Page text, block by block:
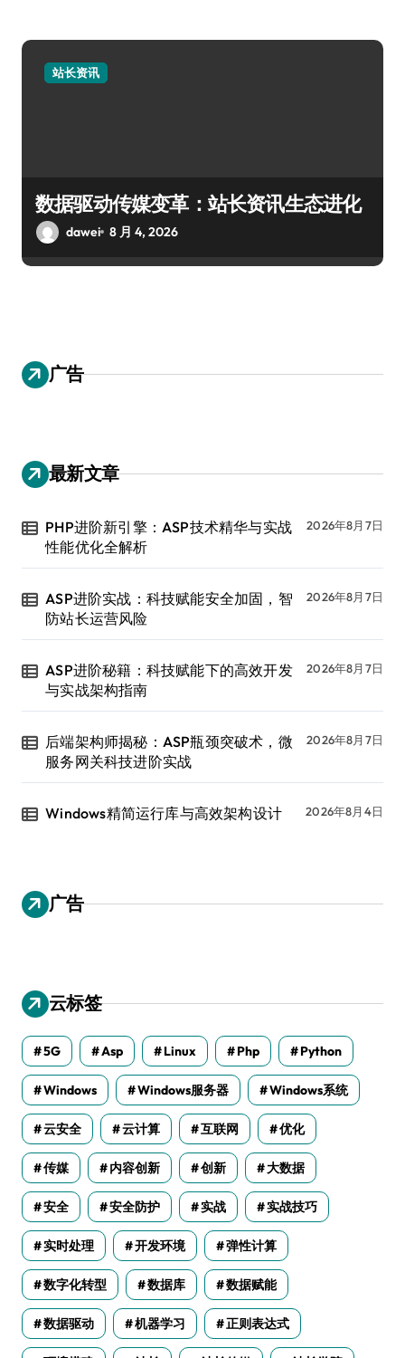
站长资讯
数据驱动传媒变革：站长资讯生态进化
dawei 8 月 4, 2026
广告
最新文章
PHP进阶新引擎：ASP技术精华与实战
性能优化全解析
2026年8月7日
ASP进阶实战：科技赋能安全加固，智
防站长运营风险
2026年8月7日
ASP进阶秘籍：科技赋能下的高效开发
与实战架构指南
2026年8月7日
后端架构师揭秘：ASP瓶颈突破术，微
服务网关科技进阶实战
2026年8月7日
Windows精简运行库与高效架构设计 2026年8月4日
广告
云标签
5G Asp Linux Php Python
Windows Windows服务器 Windows系统
云安全 云计算 互联网 优化
传媒 内容创新 创新 大数据
安全 安全防护 实战 实战技巧
实时处理 开发环境 弹性计算
数字化转型 数据库 数据赋能
数据驱动 机器学习 正则表达式